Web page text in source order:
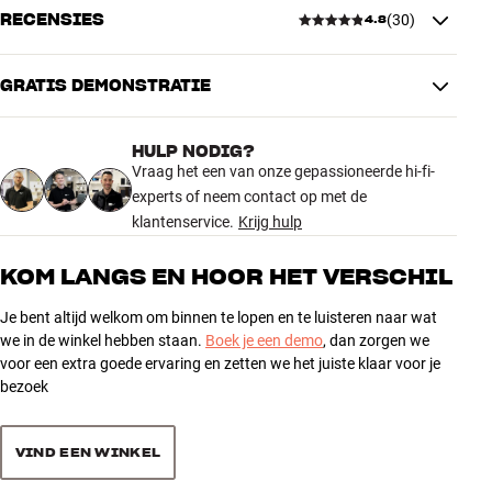
Meer van Essentials
AFMETINGEN EN DESIGN
Kleur
Zwart
Gewicht (kg)
Afmetingen (verpakking)
hoogte x diepte)
Afmetingen (product)
11,1 x 3,3 x 16,9 cm (breedte x
hoogte x diepte)
Materiaal: siliconenrubber
Hoek: 9,4º
Oppervlak voor luidspreker: 16,1 x 10,8 cm
Hoogte achterste stopper: 5 mm
RECENSIES 4.8(30)
4.8
30 recensies
5 26
4 3
2
1 0
GRATIS DEMONSTRATIE
HULP NODIG?
Vraag het een van onze gepassioneerde hi-fi-
experts of neem contact op met de
klantenservice. Krijg hulp
KOM LANGS EN HOOR HET VERSCHIL
Je bent altijd welkom om binnen te lopen en te luisteren naar wat
we in de winkel hebben staan. Boek je een demo, dan zorgen we
voor een extra goede ervaring en zetten we het juiste klaar voor je
bezoek
VIND EEN WINKEL